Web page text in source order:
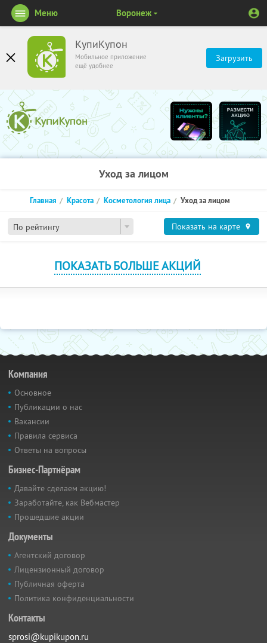
КупиКупон
Мобильное приложение
ещё удобнее
Загрузить
Меню Воронеж
Уход за лицом
По рейтингу
Главная Красота Косметология лица Уход за лицом
Показать на карте
ПОКАЗАТЬ БОЛЬШЕ АКЦИЙ
Компания
Основное
Публикации о нас
Вакансии
Правила сервиса
Ответы на вопросы
Бизнес-Партнёрам
Давайте сделаем акцию!
Заработайте, как Вебмастер
Прошедшие акции
Документы
Агентский договор
Лицензионный договор
Публичная оферта
Политика конфиденциальности
Контакты
sprosi@kupikupon.ru